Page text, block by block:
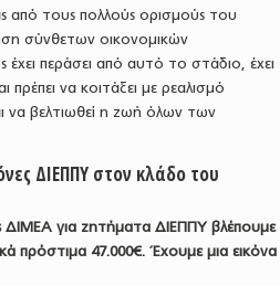
από τους πολλούς ορισμούς του
σύνθετων οικονομικών
περάσει από αυτό το στάδιο, έχει
πρέπει να κοιτάξει με ρεαλισμό
να βελτιωθεί η ζωή όλων των
ΔΙΕΠΠΥ στον κλάδο του
ΔΙΜΕΑ για ζητήματα ΔΙΕΠΠΥ βλέπουμε
πρόστιμα 47.000€. Έχουμε μια εικόνα